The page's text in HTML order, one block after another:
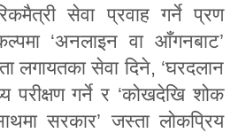
सेवा प्रवाह गर्ने प्रण
‘अनलाइन वा आँगनबाट’
लगायतका सेवा दिने, ‘घरदलान
परीक्षण गर्ने र ‘कोखदेखि शोक
सरकार’ जस्ता लोकप्रिय